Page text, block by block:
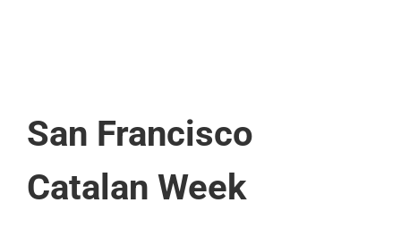
San Francisco
Catalan Week